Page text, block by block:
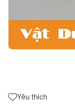
Yêu thích